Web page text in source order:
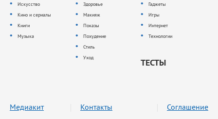
Искусство
Кино и сериалы
Книги
Музыка
Здоровье
Макияж
Показы
Похудение
Стиль
Уход
Гаджеты
Игры
Интернет
Технологии
ТЕСТЫ
Медиакит Контакты Соглашение